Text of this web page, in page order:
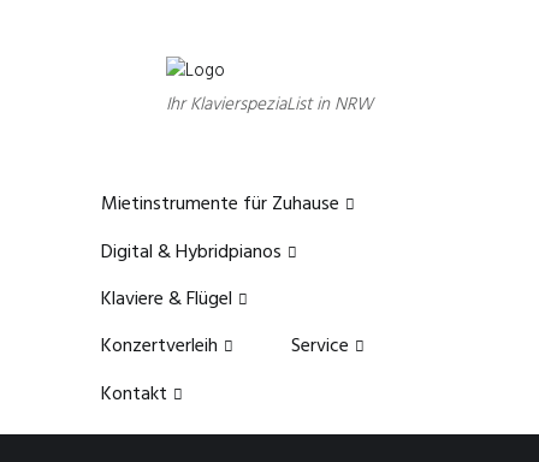
Ihr KlavierspeziaList in NRW
Mietinstrumente für Zuhause
Digital & Hybridpianos
Klaviere & Flügel
Konzertverleih
Service
Kontakt